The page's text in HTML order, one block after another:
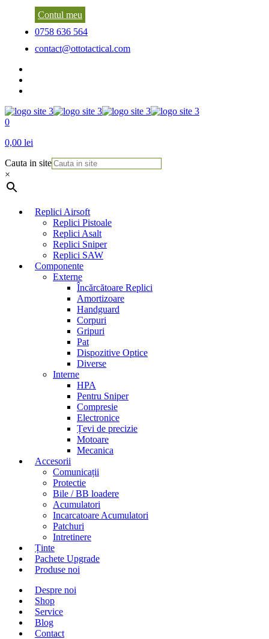
Contul meu
0758 636 564
contact@ottotactical.com
0
0,00 lei
Cauta in site
×
Replici Airsoft
Replici Pistoale
Replici Asalt
Replici Sniper
Replici SAW
Componente
Externe
Încărcătoare Replici
Amortizoare
Handguard
Corpuri
Gripuri
Pat
Dispozitive Optice
Diverse
Interne
HPA
Pentru Sniper
Compresie
Electronice
Țevi de precizie
Motoare
Mecanica
Accesorii
Comunicații
Protectie
Bile / BB loadere
Acumulatori
Incarcatoare Acumulatori
Patchuri
Intretinere
Ținte
Pachete Upgrade
Produse noi
Despre noi
Shop
Service
Blog
Contact